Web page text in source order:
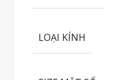
LOẠI KÍNH